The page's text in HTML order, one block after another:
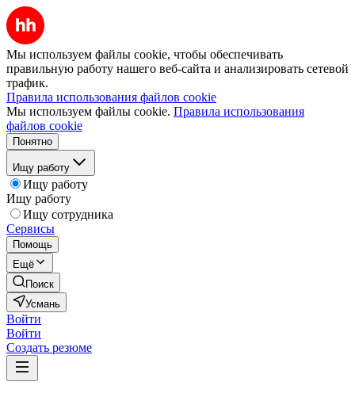
Мы используем файлы cookie, чтобы обеспечивать
правильную работу нашего веб-сайта и анализировать сетевой
трафик.
Правила использования файлов cookie
Мы используем файлы cookie. Правила использования
файлов cookie
Понятно
Ищу работу
Ищу работу
Ищу работу
Ищу сотрудника
Сервисы
Помощь
Ещё
Поиск
Усмань
Войти
Войти
Создать резюме